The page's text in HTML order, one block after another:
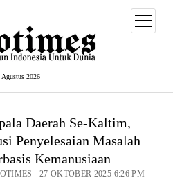
Agustus 2026
open
menu
Daerah Se-Kaltim,
Penyelesaian Masalah
Kemanusiaan
27 OKTOBER 2025 6:26 PM